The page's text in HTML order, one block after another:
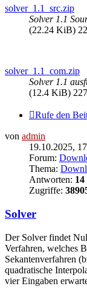
solver_1.1_src.zip
Solver 1.1
(22.24 KiB)
solver_1.1_com.zip
Solver 1.1
(12.4 KiB)
Rufe den
von admin
19.10.2025,
Forum:
Thema:
Antworten: 14
Zugriffe:
Solver
Der Solver findet
Verfahren, welches
Sekantenverfahren
quadratische
vier Eingaben